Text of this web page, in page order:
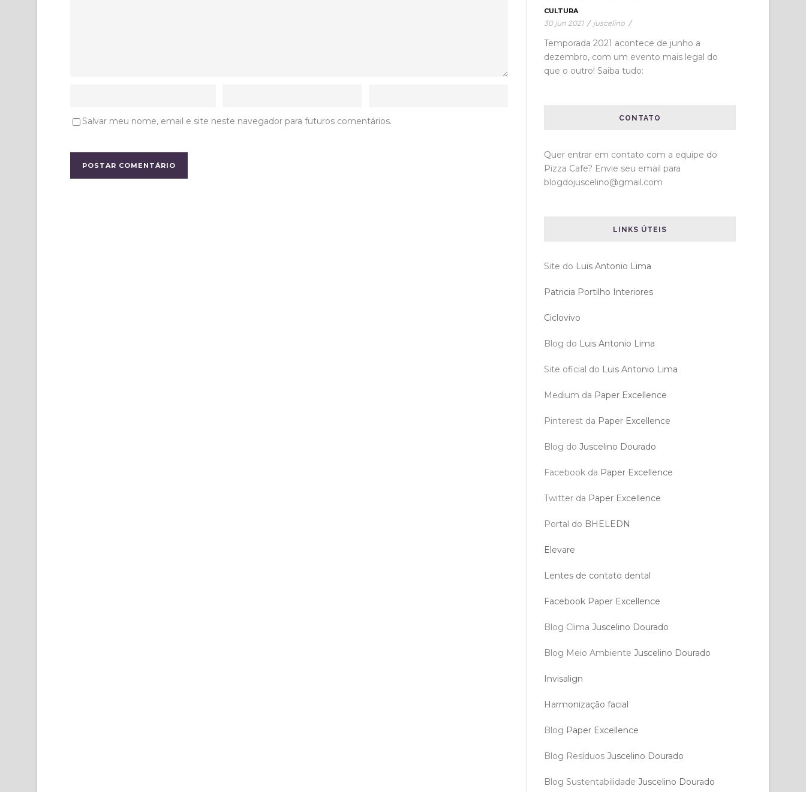
Salvar meu nome, email e site neste navegador para futuros comentários.
CULTURA
30 jun 2021 / juscelino /
Temporada 2021 acontece de junho a
dezembro, com um evento mais legal do
que o outro! Saiba tudo:
CONTATO
Quer entrar em contato com a equipe do
Pizza Cafe? Envie seu email para
blogdojuscelino@gmail.com
LINKS ÚTEIS
Site do Luis Antonio Lima
Patricia Portilho Interiores
Ciclovivo
Blog do Luis Antonio Lima
Site oficial do Luis Antonio Lima
Medium da Paper Excellence
Pinterest da Paper Excellence
Blog do Juscelino Dourado
Facebook da Paper Excellence
Twitter da Paper Excellence
Portal do BHELEDN
Elevare
Lentes de contato dental
Facebook Paper Excellence
Blog Clima Juscelino Dourado
Blog Meio Ambiente Juscelino Dourado
Invisalign
Harmonização facial
Blog Paper Excellence
Blog Resíduos Juscelino Dourado
Blog Sustentabilidade Juscelino Dourado